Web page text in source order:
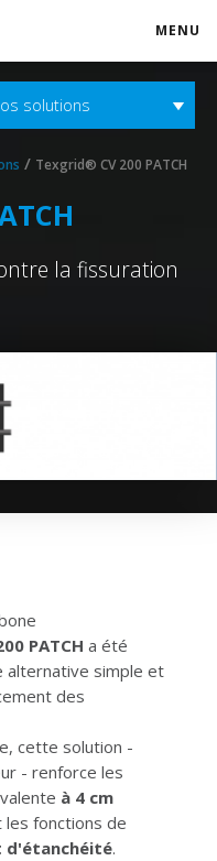
MENU
solutions
/ Texgrid® CV 200 PATCH
la fissuration
PATCH a été
alternative simple et
des
cette solution -
- renforce les
à 4 cm
les fonctions de
d'étanchéité.